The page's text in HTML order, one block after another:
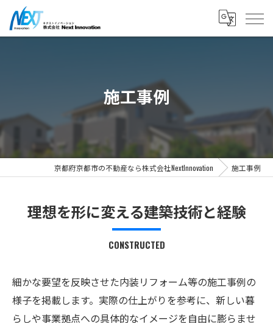
施工事例
京都府京都市の不動産なら株式会社NextInnovation 施工事例
理想を形に変える建築技術と経験
CONSTRUCTED
細かな要望を反映させた内装リフォーム等の施工事例の
様子を掲載します。実際の仕上がりを参考に、新しい暮
らしや事業拠点への具体的なイメージを自由に膨らませ